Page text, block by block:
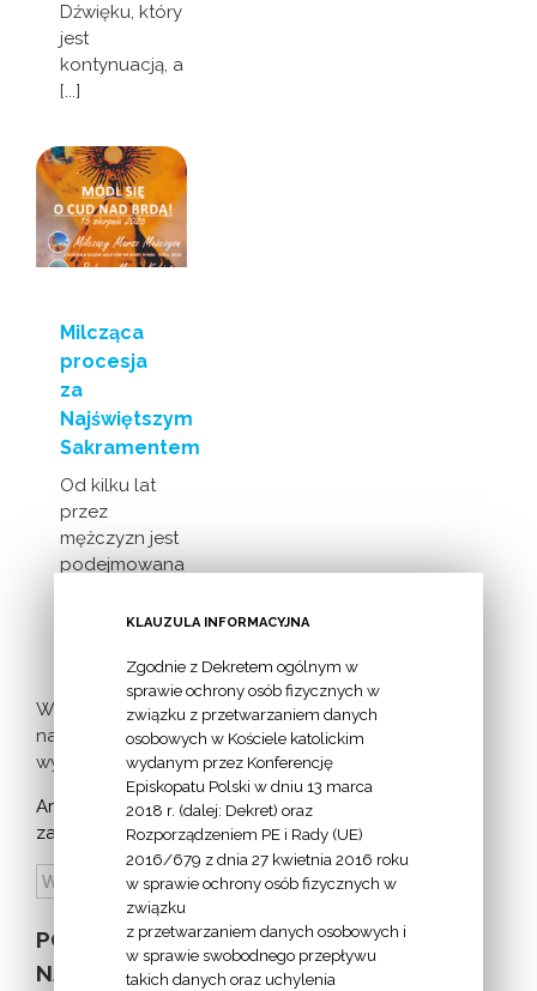
Dźwięku, który
jest
kontynuacją, a
[...]
Milcząca
procesja
za
Najświętszym
Sakramentem
Od kilku lat
przez
mężczyzn jest
podejmowana
milczącej [...]
Więcej
nadchodzących
wydarzeń >
Archiwum
zapowiedzi:
POZOSTAŁE
NA STRONIE
KLAUZULA INFORMACYJNA
Zgodnie z Dekretem ogólnym w
sprawie ochrony osób fizycznych w
związku z przetwarzaniem danych
osobowych w Kościele katolickim
wydanym przez Konferencję
Episkopatu Polski w dniu 13 marca
2018 r. (dalej: Dekret) oraz
Rozporządzeniem PE i Rady (UE)
2016/679 z dnia 27 kwietnia 2016 roku
w sprawie ochrony osób fizycznych w
związku
z przetwarzaniem danych osobowych i
w sprawie swobodnego przepływu
takich danych oraz uchylenia